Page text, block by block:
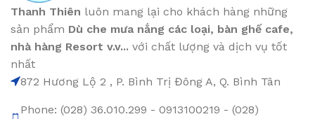
Thanh Thiên luôn mang lại cho khách hàng những
sản phẩm Dù che mưa nắng các loại, bàn ghế cafe,
nhà hàng Resort v.v... với chất lượng và dịch vụ tốt
nhất
872 Hương Lộ 2 , P. Bình Trị Đông A, Q. Bình Tân
Phone: (028) 36.010.299 - 0913100219 - (028)